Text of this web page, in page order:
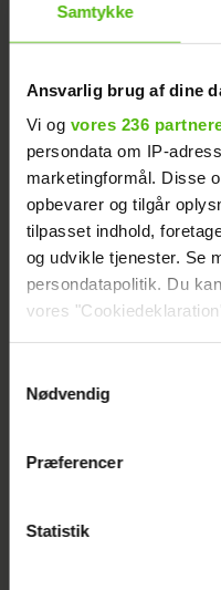
Samtykke
Ansvarlig brug af dine
Vi og vores 236
persondata om IP-
marketingformål. Disse
opbevarer og tilgår
tilpasset indhold,
og udvikle tjenester. Se
persondatapolitik. Du
vores
Vi anvender egne
generere statistik og
Nødvendig
Præferencer
Statistik
Nyt projekt fra
Christian Tafdrup:
Amagermanden
bliver til
dramaserie